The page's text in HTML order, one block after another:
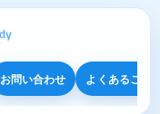
お問い合わせ よくあるご質